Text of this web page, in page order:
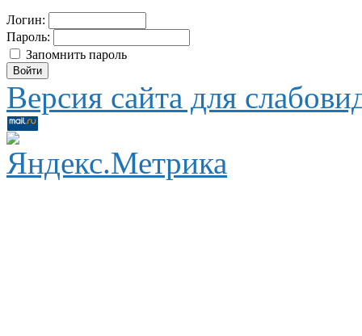
Логин:
Пароль:
Запомнить пароль
Версия сайта для